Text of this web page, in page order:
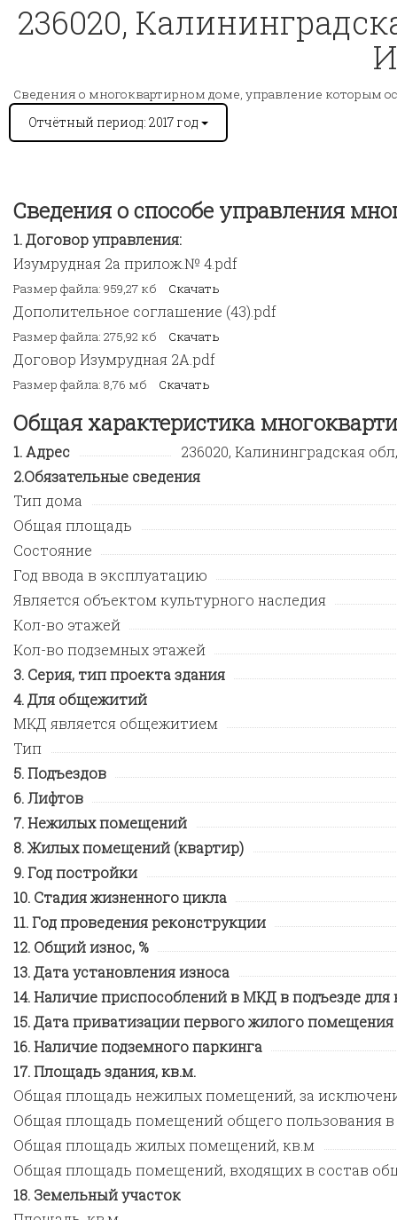
236020,
Сведения о многоквартирном доме, управление которым
Отчётный период: 2017 год
Сведения о способе управления
Договор управления:
Изумрудная 2а прилож.№ 4.pdf
Размер файла: 959,27 кб Скачать
Дополительное соглашение (43).pdf
Размер файла: 275,92 кб Скачать
Договор Изумрудная 2А.pdf
Размер файла: 8,76 мб Скачать
Общая характеристика
Адрес
236020, Калининградская
Обязательные сведения
Тип дома
Общая площадь
Состояние
Год ввода в эксплуатацию
Является объектом культурного наследия
Кол-во этажей
Кол-во подземных этажей
Серия, тип проекта здания
Для общежитий
МКД является общежитием
Тип
Подъездов
Лифтов
Нежилых помещений
Жилых помещений (квартир)
Год постройки
Стадия жизненного цикла
Год проведения реконструкции
Общий износ, %
Дата установления износа
Наличие приспособлений в МКД в подъезде
Дата приватизации первого жилого помещения
Наличие подземного паркинга
Площадь здания, кв.м.
Общая площадь нежилых помещений, за
Общая площадь помещений общего пользования
Общая площадь жилых помещений, кв.м
Общая площадь помещений, входящих в состав
Земельный участок